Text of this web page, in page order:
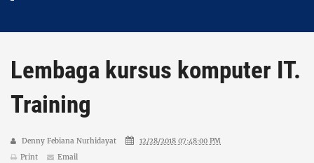
Lembaga kursus komputer IT.
Training
Denny Febiana Nurhidayat
12/28/2018 07:48:00 PM
Print
Email